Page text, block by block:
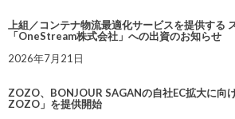
上組／コンテナ物流最適化サービスを提供する
「OneStream株式会社」への出資のお知らせ
2026年7月21日
ZOZO、BONJOUR SAGANの自社EC拡大に
ZOZO」を提供開始